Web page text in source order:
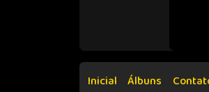
Inicial Álbuns